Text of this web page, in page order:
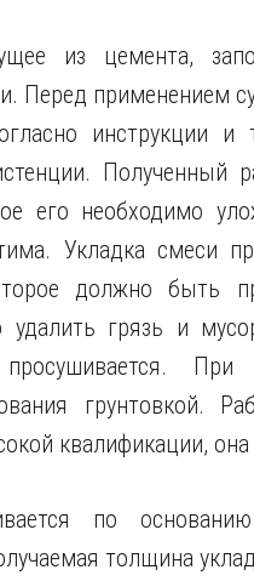
из цемента,
Перед применением
инструкции и
Полученный
его необходимо
Укладка смеси
должно
грязь и
При
грунтовкой.
квалификации, она
по
толщина